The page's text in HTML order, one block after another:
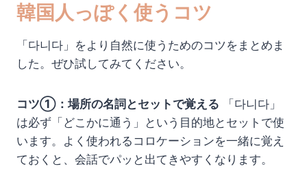
韓国人っぽく使うコツ
「다니다」をより自然に使うためのコツをまとめま
した。ぜひ試してみてください。
コツ①：場所の名詞とセットで覚える 「다니다」
は必ず「どこかに通う」という目的地とセットで使
います。よく使われるコロケーションを一緒に覚え
ておくと、会話でパッと出てきやすくなります。